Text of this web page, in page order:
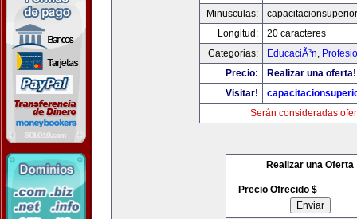
Minusculas:
Longitud:
20 caracteres
Categorias:
EducaciÃ³n,
Precio:
Realizar una oferta!
Visitar!
Serán consideradas
Realizar una Oferta
Precio Ofrecido $